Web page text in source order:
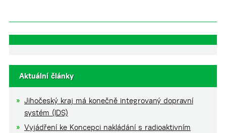
Aktuální články
Jihočeský kraj má konečně integrovaný dopravní
systém (IDS)
Vyjádření ke Koncepci nakládání s radioaktivním